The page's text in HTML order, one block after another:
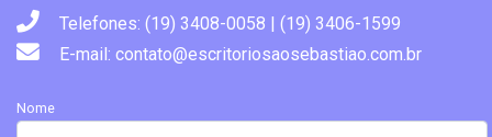
Telefones: (19) 3408-0058 | (19) 3406-1599
E-mail: contato@escritoriosaosebastiao.com.br
Nome